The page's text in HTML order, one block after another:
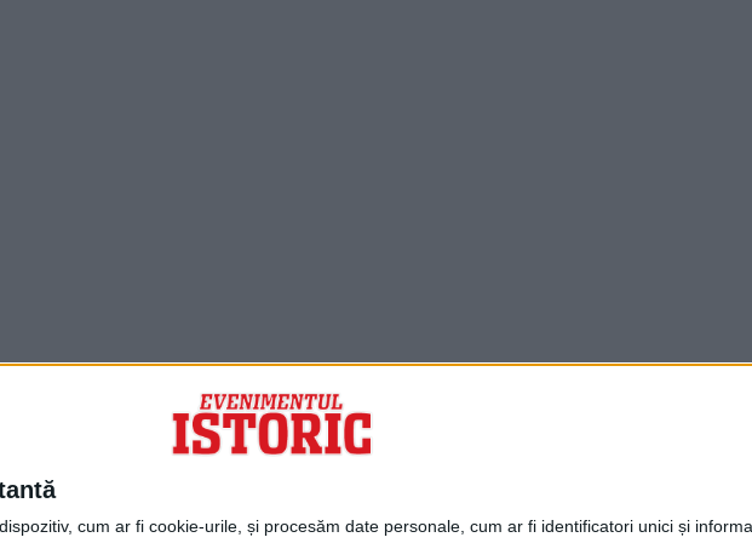
cum ar fi cookie-urile, și procesăm date personale, cum ar fi identificatori unici și
Evenimentul Zilei
Doctorul Zilei
Infofinanciar